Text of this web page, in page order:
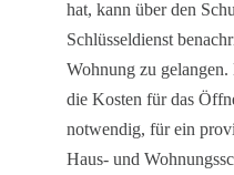
hat, kann über den
Schlüsseldienst
Wohnung zu
die Kosten für das
notwendig, für ein
Haus- und